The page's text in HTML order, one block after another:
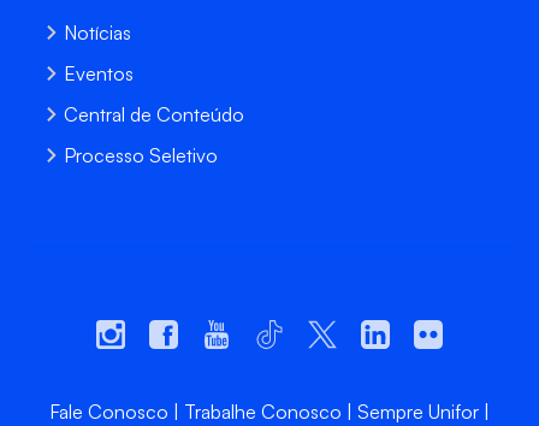
Notícias
Eventos
Central de Conteúdo
Processo Seletivo
Fale Conosco Trabalhe Conosco
Sempre Unifor